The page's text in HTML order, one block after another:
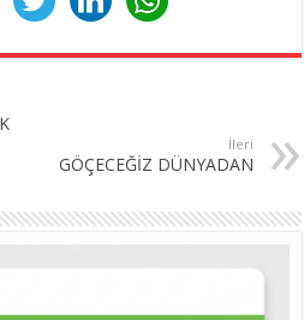
İleri
GÖÇECEĞİZ DÜNYADAN